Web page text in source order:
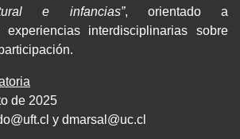
e infancias”, orientado a
experiencias interdisciplinarias sobre
de 2025
y dmarsal@uc.cl